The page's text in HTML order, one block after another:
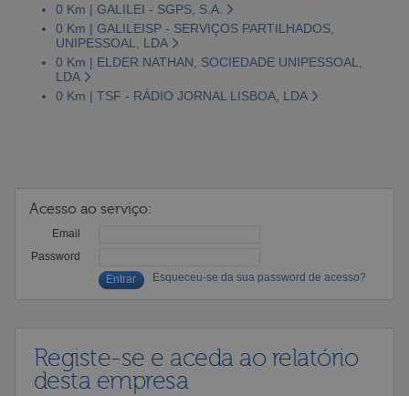
0 Km | GALILEI - SGPS, S.A.
0 Km | GALILEISP - SERVIÇOS PARTILHADOS,
UNIPESSOAL, LDA
0 Km | ELDER NATHAN, SOCIEDADE UNIPESSOAL,
LDA
0 Km | TSF - RÁDIO JORNAL LISBOA, LDA
Acesso ao serviço:
Email
Password
Esqueceu-se da sua password de acesso?
Registe-se e aceda ao relatório
desta empresa